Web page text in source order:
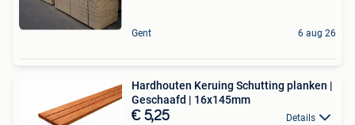
Gent 6 aug 26
Hardhouten Keruing Schutting planken |
Geschaafd | 16x145mm
€ 5,25 Details